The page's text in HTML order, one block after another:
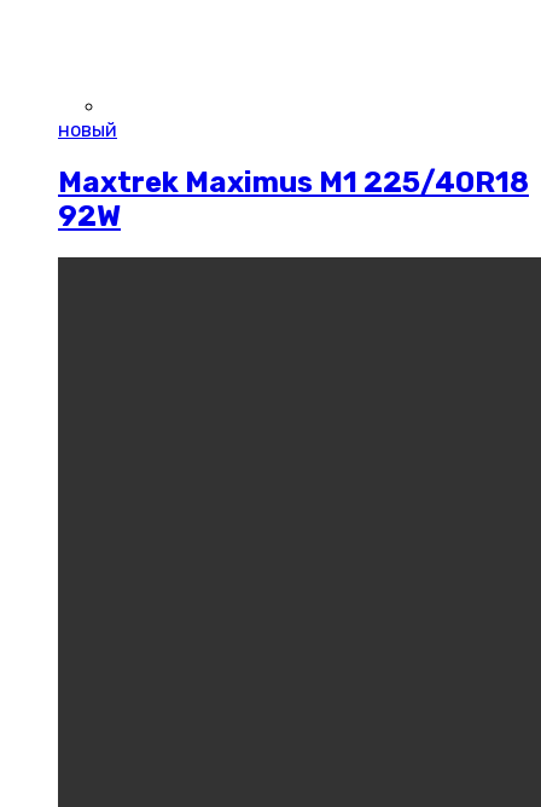
новый
Maxtrek Maximus M1 225/40R18
92W